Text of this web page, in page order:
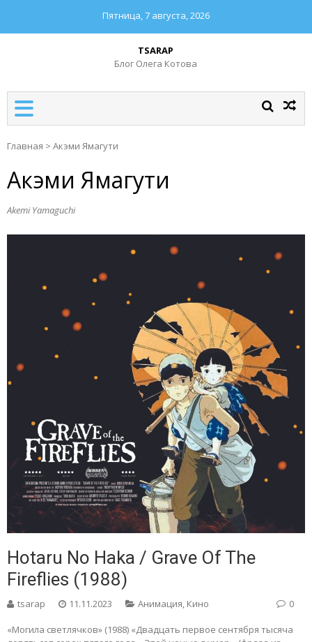
Пятница, 7 августа, 2026
TSARAP
Блог Олега Котова
Главная > Акэми Ямагути
Акэми Ямагути
Akemi Yamaguchi
Hotaru No Haka / Grave Of The
Fireflies (1988)
tsarap 11.11.2023 Анимация, Кино 0
«Могила светлячков» (1988) «Двадцать первое сентября тысяча